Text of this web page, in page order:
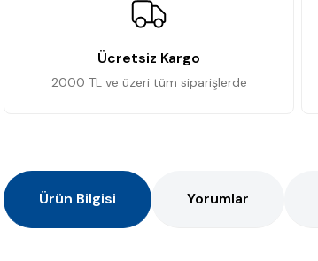
Ücretsiz Kargo
2000 TL ve üzeri tüm siparişlerde
Ürün Bilgisi Yorumlar